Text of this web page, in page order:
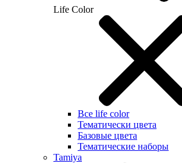
Life Color
Все life color
Тематически цвета
Базовые цвета
Тематические наборы
Tamiya